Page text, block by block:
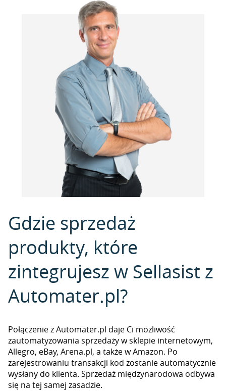
Gdzie sprzedaż
produkty, które
zintegrujesz w Sellasist z
Automater.pl?
Połączenie z Automater.pl daje Ci możliwość
zautomatyzowania sprzedaży w sklepie internetowym,
Allegro, eBay, Arena.pl, a także w Amazon. Po
zarejestrowaniu transakcji kod zostanie automatycznie
wysłany do klienta. Sprzedaż międzynarodowa odbywa
się na tej samej zasadzie.